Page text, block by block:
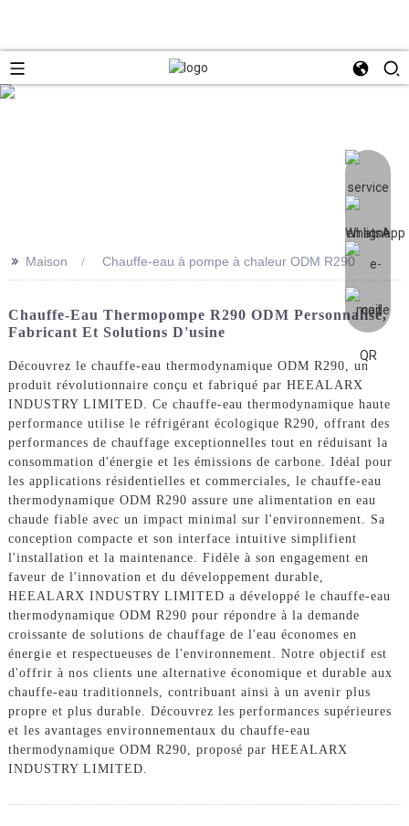
>> Maison Chauffe-eau à pompe à chaleur ODM R290
Chauffe-Eau Thermopompe R290 ODM Personnalisé,
Fabricant Et Solutions D'usine
Découvrez le chauffe-eau thermodynamique ODM R290, un
produit révolutionnaire conçu et fabriqué par HEEALARX
INDUSTRY LIMITED. Ce chauffe-eau thermodynamique haute
performance utilise le réfrigérant écologique R290, offrant des
performances de chauffage exceptionnelles tout en réduisant la
consommation d'énergie et les émissions de carbone. Idéal pour
les applications résidentielles et commerciales, le chauffe-eau
thermodynamique ODM R290 assure une alimentation en eau
chaude fiable avec un impact minimal sur l'environnement. Sa
conception compacte et son interface intuitive simplifient
l'installation et la maintenance. Fidèle à son engagement en
faveur de l'innovation et du développement durable,
HEEALARX INDUSTRY LIMITED a développé le chauffe-eau
thermodynamique ODM R290 pour répondre à la demande
croissante de solutions de chauffage de l'eau économes en
énergie et respectueuses de l'environnement. Notre objectif est
d'offrir à nos clients une alternative économique et durable aux
chauffe-eau traditionnels, contribuant ainsi à un avenir plus
propre et plus durable. Découvrez les performances supérieures
et les avantages environnementaux du chauffe-eau
thermodynamique ODM R290, proposé par HEEALARX
INDUSTRY LIMITED.